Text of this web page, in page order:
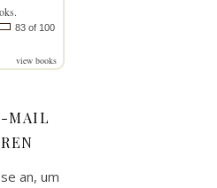
83 of 100
view books
MAIL
an, um